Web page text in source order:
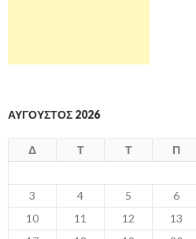
ΑΎΓΟΥΣΤΟΣ 2026
Δ Τ Τ Π
3
4 5 6
10
11 12 13